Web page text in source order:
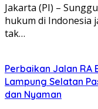
Jakarta (PI) –
hukum di Indonesia
tak…
Perbaikan Jalan RA
Lampung Selatan
dan Nyaman